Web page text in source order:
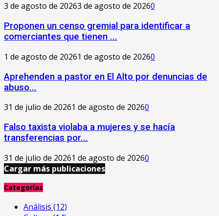
3 de agosto de 20263 de agosto de 20260
Proponen un censo gremial para identificar a
comerciantes que tienen ...
1 de agosto de 20261 de agosto de 20260
Aprehenden a pastor en El Alto por denuncias de
abuso...
31 de julio de 20261 de agosto de 20260
Falso taxista violaba a mujeres y se hacía
transferencias por...
31 de julio de 20261 de agosto de 20260
Cargar más publicaciones
Categorías
Análisis (12)